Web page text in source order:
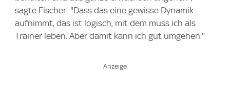
sagte Fischer: "Dass das eine gewisse Dynamik
aufnimmt, das ist logisch, mit dem muss ich als
Trainer leben. Aber damit kann ich gut umgehen."